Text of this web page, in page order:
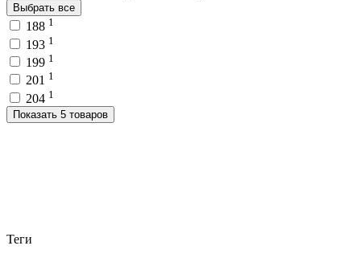
Выбрать все
188 1
193 1
199 1
201 1
204 1
Показать 5 товаров
Теги